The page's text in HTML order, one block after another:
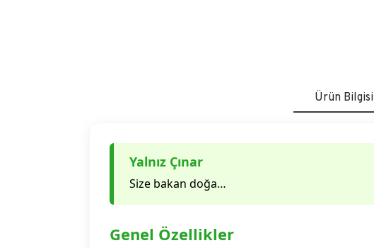
Ürün Bilgisi
Yalnız Çınar
Size bakan doğa…
Genel Özellikler